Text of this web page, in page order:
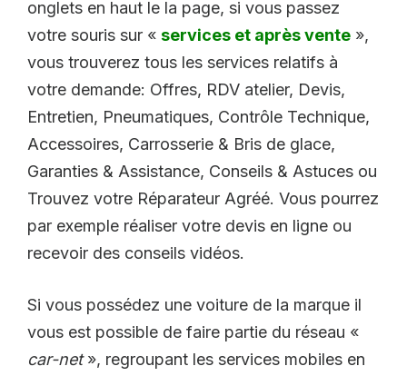
onglets en haut le la page, si vous passez
votre souris sur « services et après vente »,
vous trouverez tous les services relatifs à
votre demande: Offres, RDV atelier, Devis,
Entretien, Pneumatiques, Contrôle Technique,
Accessoires, Carrosserie & Bris de glace,
Garanties & Assistance, Conseils & Astuces ou
Trouvez votre Réparateur Agréé. Vous pourrez
par exemple réaliser votre devis en ligne ou
recevoir des conseils vidéos.
Si vous possédez une voiture de la marque il
vous est possible de faire partie du réseau «
car-net», regroupant les services mobiles en